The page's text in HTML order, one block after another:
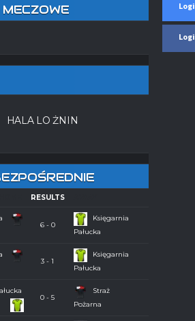
HALA LO ŻNIN
RESULTS
6 - 0
Księgarnia
Pałucka
3 - 1
Księgarnia
Pałucka
0 - 5
Straż
Pożarna